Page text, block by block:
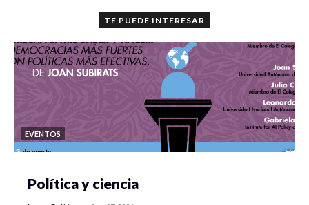
TE PUEDE INTERESAR
EVENTOS
Política y ciencia